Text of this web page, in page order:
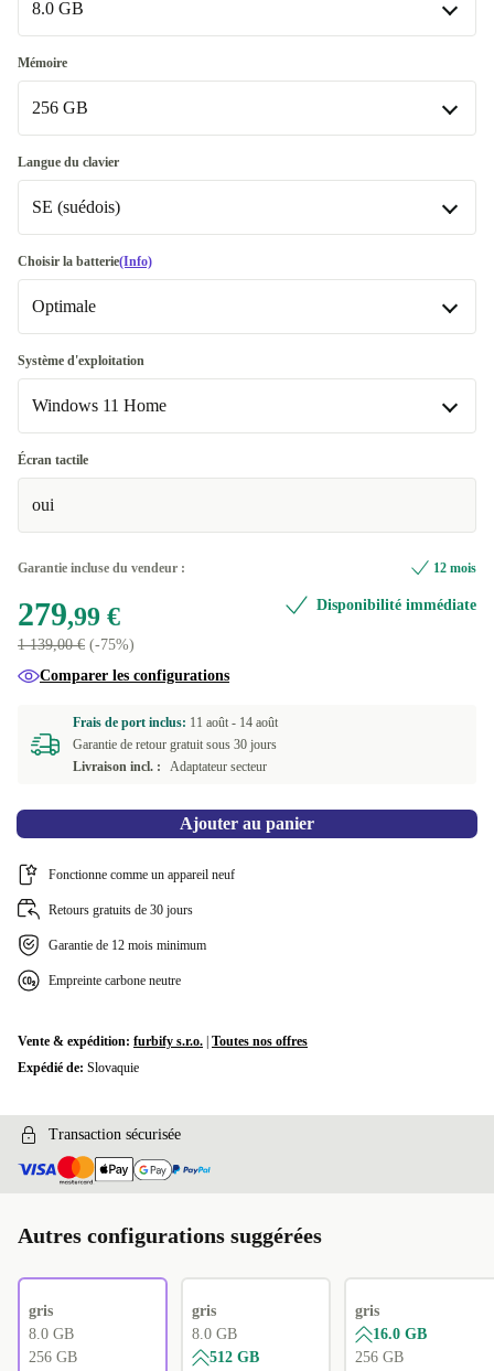
Très bien +25,00 €
Excellent
8.0 GB
8.0 GB
Disponible dans d'autres variantes
16.0 GB
Mémoire
256 GB
256 GB
Disponible dans d'autres variantes
512 GB
Langue du clavier
SE (suédois)
SE (suédois)
Disponible dans d'autres variantes
US (anglais américain)
Choisir la batterie(Info)
Optimale
Optimale
Neuve +22,46 €
Système d'exploitation
Windows 11 Home
Windows 11 Home
Windows 11 Professional
Écran tactile
oui
Garantie incluse du vendeur : 12 mois
279,99 €
1 139,00 € (-75%)
Disponibilité immédiate
Comparer les configurations
Frais de port inclus: 11 août - 14 août
Garantie de retour gratuit sous 30 jours
Livraison incl. :
Adaptateur secteur
Ajouter au panier
Fonctionne comme un appareil neuf
Retours gratuits de 30 jours
Garantie de 12 mois minimum
Empreinte carbone neutre
Vente & expédition: furbify s.r.o. Toutes nos offres
Expédié de: Slovaquie
Transaction sécurisée
Autres configurations suggérées
gris
8.0 GB
256 GB
gris
8.0 GB
512 GB
gris
16.0 GB
256 GB